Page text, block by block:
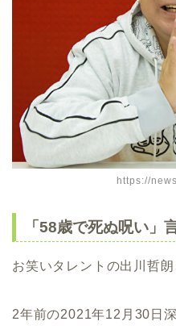
https://
「58歳で死ぬ呪い」
お笑いタレントの出川哲朗
2年前の2021年12月30日